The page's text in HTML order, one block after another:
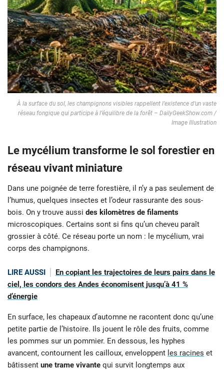
À la surface du sol, les champignons visibles rappellent l’existence d’un vaste
réseau fongique qui participe à l’équilibre de la forêt – DailyGeekShow.com /
Image Illustration
Le mycélium transforme le sol forestier en
réseau vivant miniature
Dans une poignée de terre forestière, il n’y a pas seulement de
l’humus, quelques insectes et l’odeur rassurante des sous-
bois. On y trouve aussi des kilomètres de filaments
microscopiques. Certains sont si fins qu’un cheveu paraît
grossier à côté. Ce réseau porte un nom : le mycélium, vrai
corps des champignons.
LIRE AUSSI
En copiant les trajectoires de leurs pairs dans le
ciel, les condors des Andes économisent jusqu’à 41 %
d’énergie
En surface, les chapeaux d’automne ne racontent donc qu’une
petite partie de l’histoire. Ils jouent le rôle des fruits, comme
les pommes sur un pommier. En dessous, les hyphes
avancent, contournent les cailloux, enveloppent les racines et
bâtissent une trame vivante qui survit longtemps aux